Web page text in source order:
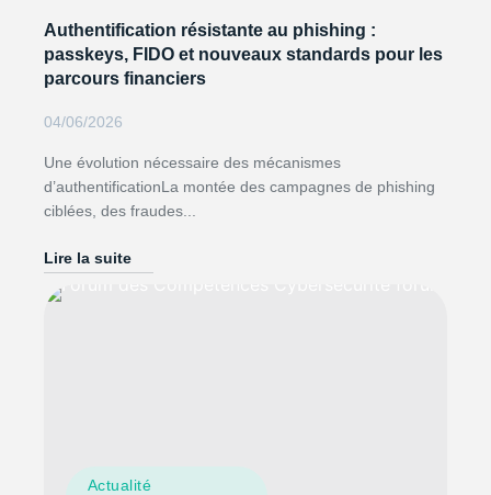
Authentification résistante au phishing :
passkeys, FIDO et nouveaux standards pour les
parcours financiers
04/06/2026
Une évolution nécessaire des mécanismes
d’authentificationLa montée des campagnes de phishing
ciblées, des fraudes...
Lire la suite
Actualité